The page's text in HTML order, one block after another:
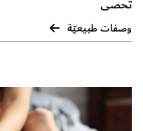
تحصى
وصفات طبيعيّة